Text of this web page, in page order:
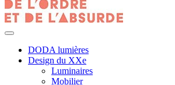
DODA lumières
Design du XXe
Luminaires
Mobilier